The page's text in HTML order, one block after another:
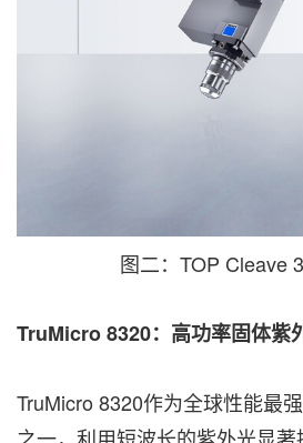
图二：TOP Cleave
TruMicro 8320： 高功率固体紫
TruMicro 8320作为全球性能最
之一，利用短波长的紫外光显